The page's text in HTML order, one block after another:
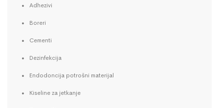
Adhezivi
Boreri
Cementi
Dezinfekcija
Endodoncija potrošni materijal
Kiseline za jetkanje